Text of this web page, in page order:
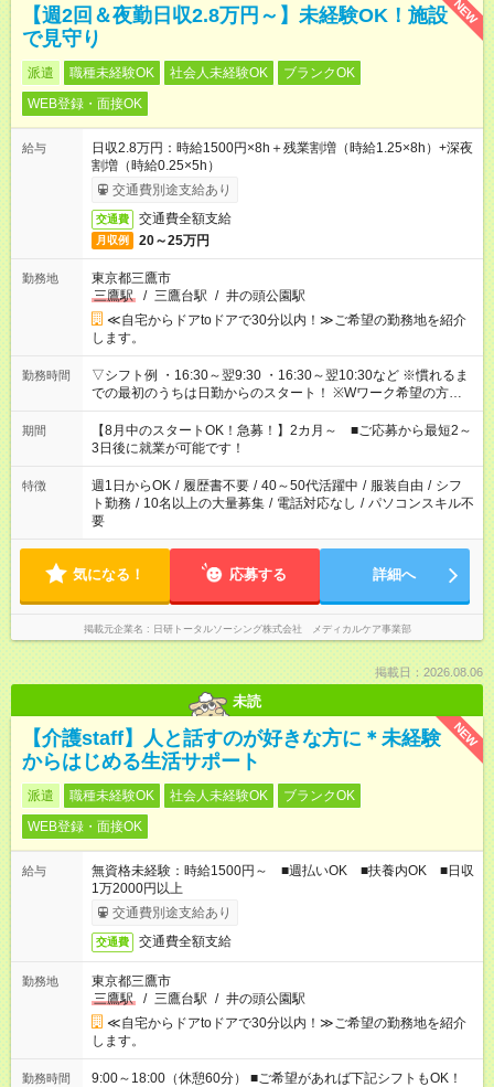
NEW
【週2回＆夜勤日収2.8万円～】未経験OK！施設
で見守り
派遣 職種未経験OK 社会人未経験OK
ブランクOK
WEB登録・面接OK
給与
日収2.8万円：時給1500円×8h＋残業割増（時給1.25×8h）+深夜
割増（時給0.25×5h）
交通費別途支給あり
交通費 交通費全額支給
月収例 20～25万円
勤務地
東京都三鷹市
三鷹駅
/ 三鷹台駅 / 井の頭公園駅
≪自宅からドアtoドアで30分以内！≫ご希望の勤務地を紹介
します。
勤務時間
▽シフト例 ・16:30～翌9:30 ・16:30～翌10:30など ※慣れるま
での最初のうちは日勤からのスタート！ ※Wワーク希望の方へ
今ご覧のお仕事で希望する勤務時間と、もう1つのお仕事の勤務
時間。 合計で週40時間を超える場合は応募できません。
期間
【8月中のスタートOK！急募！】2カ月～ ■ご応募から最短2～
3日後に就業が可能です！
特徴 週1日からOK / 履歴書不要 / 40～50代活躍中 / 服装自由 / シフ
ト勤務 / 10名以上の大量募集 / 電話対応なし / パソコンスキル不
要
気になる！ 応募する 詳細へ
掲載元企業名 日研トータルソーシング株式会社 メディカルケア事業部
掲載日：2026.08.06
未読
NEW
【介護staff】人と話すのが好きな方に＊未経験
からはじめる生活サポート
派遣 職種未経験OK 社会人未経験OK
ブランクOK
WEB登録・面接OK
給与
無資格未経験：時給1500円～ ■週払いOK ■扶養内OK ■日収
1万2000円以上
交通費別途支給あり
交通費 交通費全額支給
勤務地
東京都三鷹市
三鷹駅
/ 三鷹台駅 / 井の頭公園駅
≪自宅からドアtoドアで30分以内！≫ご希望の勤務地を紹介
します。
勤務時間
9:00～18:00（休憩60分） ■ご希望があれば下記シフトもOK！